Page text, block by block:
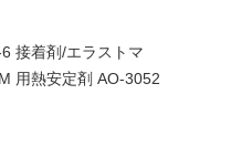
接着剤/エラストマ
用熱安定剤 AO-3052